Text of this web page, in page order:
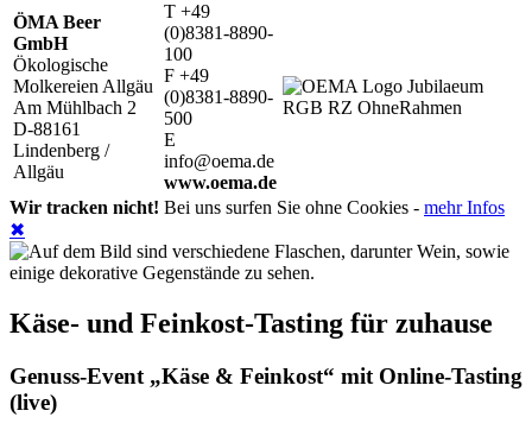
ÖMA Beer
GmbH
Ökologische
Molkereien Allgäu
Am Mühlbach 2
D-88161
Lindenberg /
Allgäu
T +49
(0)8381-8890-
100
F +49
(0)8381-8890-
500
E
info@oema.de
www.oema.de
Wir tracken nicht! Bei uns surfen Sie ohne Cookies - mehr Infos
✖
Käse- und Feinkost-Tasting für zuhause
Genuss-Event „Käse & Feinkost“ mit Online-Tasting
(live)